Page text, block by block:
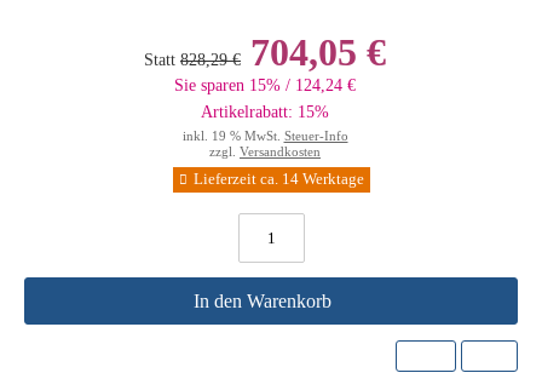
Statt 828,29 € 704,05 €
Sie sparen 15% / 124,24 €
Artikelrabatt: 15%
inkl. 19 % MwSt. Steuer-Info
zzgl. Versandkosten
Lieferzeit ca. 14 Werktage
In den Warenkorb